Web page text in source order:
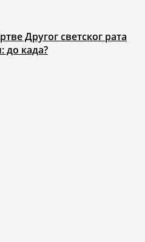
Другог светског рата
до када?